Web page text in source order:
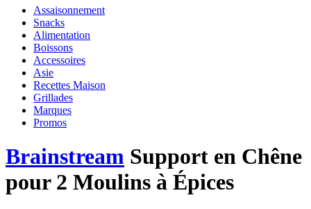
Assaisonnement
Snacks
Alimentation
Boissons
Accessoires
Asie
Recettes Maison
Grillades
Marques
Promos
Brainstream Support en Chêne
pour 2 Moulins à Épices